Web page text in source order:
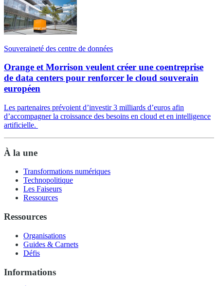
Souveraineté des centre de données
Orange et Morrison veulent créer une coentreprise
de data centers pour renforcer le cloud souverain
européen
Les partenaires prévoient d’investir 3 milliards d’euros afin
d’accompagner la croissance des besoins en cloud et en intelligence
artificielle.
À la une
Transformations numériques
Technopolitique
Les Faiseurs
Ressources
Ressources
Organisations
Guides & Carnets
Défis
Informations